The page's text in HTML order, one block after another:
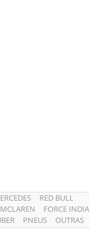
RED BULL
MCLAREN
FORCE INDIA
PNEUS
OUTRAS